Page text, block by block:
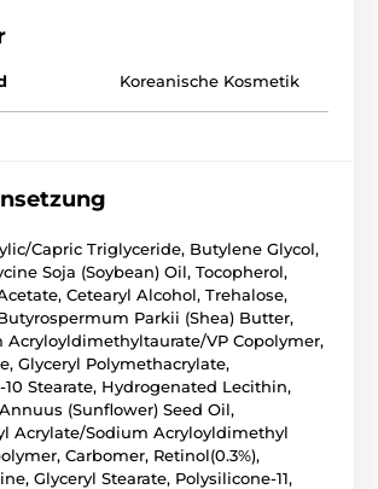
Koreanische Kosmetik
Capric Triglyceride, Butylene Glycol,
Soja (Soybean) Oil, Tocopherol,
Cetearyl Alcohol, Trehalose,
Parkii (Shea) Butter,
VP Copolymer,
Glyceryl Polymethacrylate,
10 Stearate, Hydrogenated Lecithin,
(Sunflower) Seed Oil,
Acrylate/Sodium Acryloyldimethyl
Carbomer, Retinol(0.3%),
Glyceryl Stearate, Polysilicone-11,